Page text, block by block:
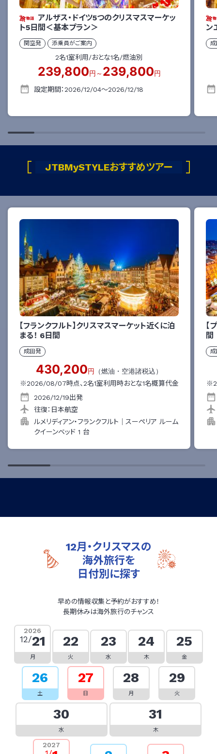
アルザス・ドイツ5つのクリスマスマーケッ
ト5日間＜基本プラン＞
関空発 添乗員がご案内
2名1室利用/おとな1名/燃油別
239,800円～ 239,800円
設定期間：2026/12/04～2026/12/18
ン
JTBMySTYLEおすすめツアー
【フランクフルト】クリスマスマーケット近くに泊
まる！ 6 日間
成田発
430,200円 （燃油・空港諸税込）
※2026/08/07時点、2名1室利用時おとな1名概算代金
2026/12/19出発
往復： 日本航空
ルメリディアン・フランクフルト
スーペリア ルーム
クイーンベッド 1 台
【
間
※
12月・クリスマスの
海外旅行を
日付別に探す
早めの情報収集と予約がおすすめ！
長期休みは海外旅行のチャンス
2026
12/21
月
22
火
23
水
24
木
25
金
26
土
27
日
28
月
29
火
30
水
31
木
2027